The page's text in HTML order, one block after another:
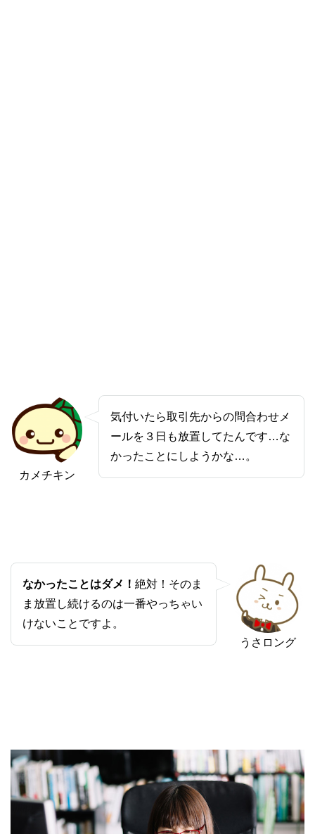
カメチキン
気付いたら取引先からの問合わせメ
ールを３日も放置してたんです…な
かったことにしようかな…。
うさロング
なかったことはダメ！ 絶対！そのま
ま放置し続けるのは一番やっちゃい
けないことですよ。